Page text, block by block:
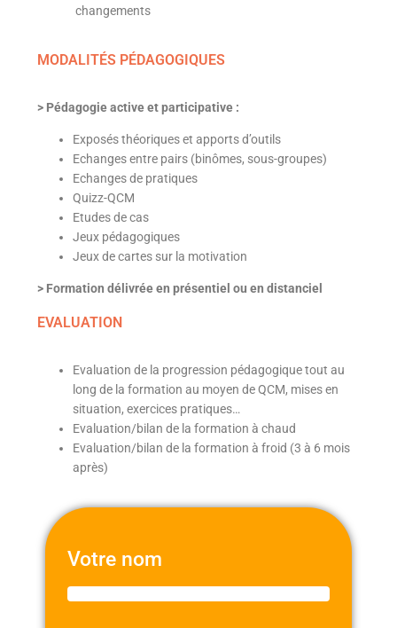
changements
MODALITÉS PÉDAGOGIQUES
> Pédagogie active et participative :
Exposés théoriques et apports d’outils
Echanges entre pairs (binômes, sous-groupes)
Echanges de pratiques
Quizz-QCM
Etudes de cas
Jeux pédagogiques
Jeux de cartes sur la motivation
> Formation délivrée en présentiel ou en distanciel
EVALUATION
Evaluation de la progression pédagogique tout au
long de la formation au moyen de QCM, mises en
situation, exercices pratiques…
Evaluation/bilan de la formation à chaud
Evaluation/bilan de la formation à froid (3 à 6 mois
après)
Votre nom